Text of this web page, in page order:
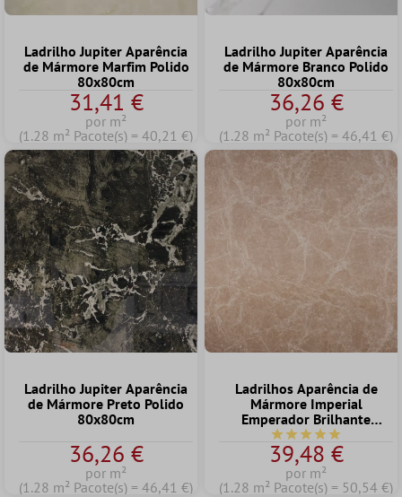
Ladrilho Jupiter Aparência
de Mármore Marfim Polido
80x80cm
31,41 €
por m²
(1.28 m² Pacote(s) = 40,21 €)
Ladrilho Jupiter Aparência
de Mármore Branco Polido
80x80cm
36,26 €
por m²
(1.28 m² Pacote(s) = 46,41 €)
Ladrilho Jupiter Aparência
de Mármore Preto Polido
80x80cm
36,26 €
por m²
(1.28 m² Pacote(s) = 46,41 €)
Ladrilhos Aparência de
Mármore Imperial
Emperador Brilhante
80x80cm
Classificação média
39,48 €
por m²
(1.28 m² Pacote(s) = 50,54 €)